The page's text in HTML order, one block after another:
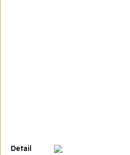
Detail